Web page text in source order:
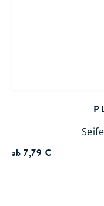
ab7,79 €